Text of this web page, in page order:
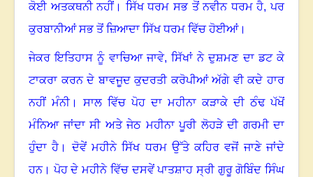
ਕੋਈ ਅਤਕਥਨੀ ਨਹੀਂ। ਸਿੱਖ ਧਰਮ ਸਭ ਤੋਂ ਨਵੀਨ ਧਰਮ ਹੈ,ਪਰ
ਕੁਰਬਾਨੀਆਂ ਸਭ ਤੋਂ ਜ਼ਿਆਦਾ ਸਿੱਖ ਧਰਮ ਵਿੱਚ ਹੋਈਆਂ।
ਜੇਕਰ ਇਤਿਹਾਸ ਨੂੰ ਵਾਚਿਆ ਜਾਵੇ,ਸਿੱਖਾਂ ਨੇ ਦੁਸ਼ਮਣ ਦਾ ਡਟ ਕੇ
ਟਾਕਰਾ ਕਰਨ ਦੇ ਬਾਵਜੂਦ ਕੁਦਰਤੀ ਕਰੋਪੀਆਂ ਅੱਗੇ ਵੀ ਕਦੇ ਹਾਰ
ਨਹੀਂ ਮੰਨੀ। ਸਾਲ ਵਿੱਚ ਪੋਹ ਦਾ ਮਹੀਨਾ ਕੜਾਕੇ ਦੀ ਠੰਢ ਪੱਖੋਂ
ਮੰਨਿਆ ਜਾਂਦਾ ਸੀ ਅਤੇ ਜੇਠ ਮਹੀਨਾ ਪੂਰੀ ਲੋਹੜੇ ਦੀ ਗਰਮੀ ਦਾ
ਹੁੰਦਾ ਹੈ ।
ਦੋਵੇਂ ਮਹੀਨੇ ਸਿੱਖ ਧਰਮ ਉੱਤੇ ਕਹਿਰ ਵਜੋਂ ਜਾਣੇ ਜਾਂਦੇ
ਹਨ।ਪੋਹ ਦੇ ਮਹੀਨੇ ਵਿੱਚ ਦਸਵੇਂ ਪਾਤਸ਼ਾਹ ਸ੍ਰੀ ਗੁਰੂ ਗੋਬਿੰਦ ਸਿੰਘ